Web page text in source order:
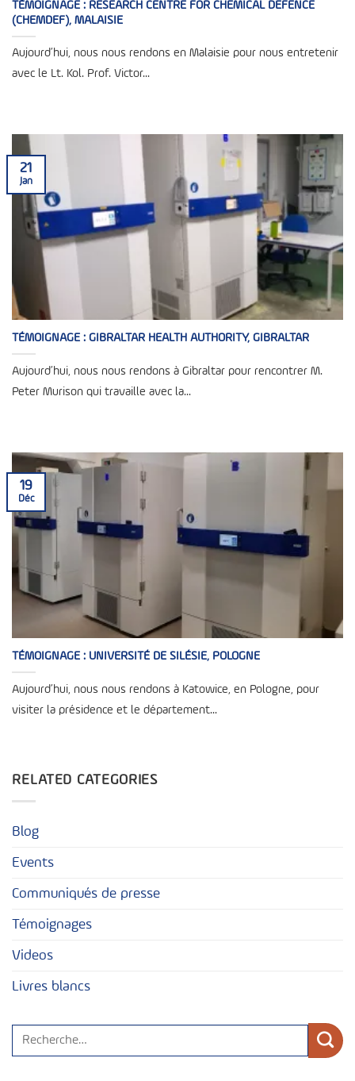
TÉMOIGNAGE : RESEARCH CENTRE FOR CHEMICAL DEFENCE
(CHEMDEF), MALAISIE
Aujourd’hui, nous nous rendons en Malaisie pour nous entretenir
avec le Lt. Kol. Prof. Victor...
TÉMOIGNAGE : GIBRALTAR HEALTH AUTHORITY, GIBRALTAR
Aujourd’hui, nous nous rendons à Gibraltar pour rencontrer M.
Peter Murison qui travaille avec la...
21
Jan
TÉMOIGNAGE : UNIVERSITÉ DE SILÉSIE, POLOGNE
Aujourd’hui, nous nous rendons à Katowice, en Pologne, pour
visiter la présidence et le département...
19
Déc
RELATED CATEGORIES
Blog
Events
Communiqués de presse
Témoignages
Videos
Livres blancs